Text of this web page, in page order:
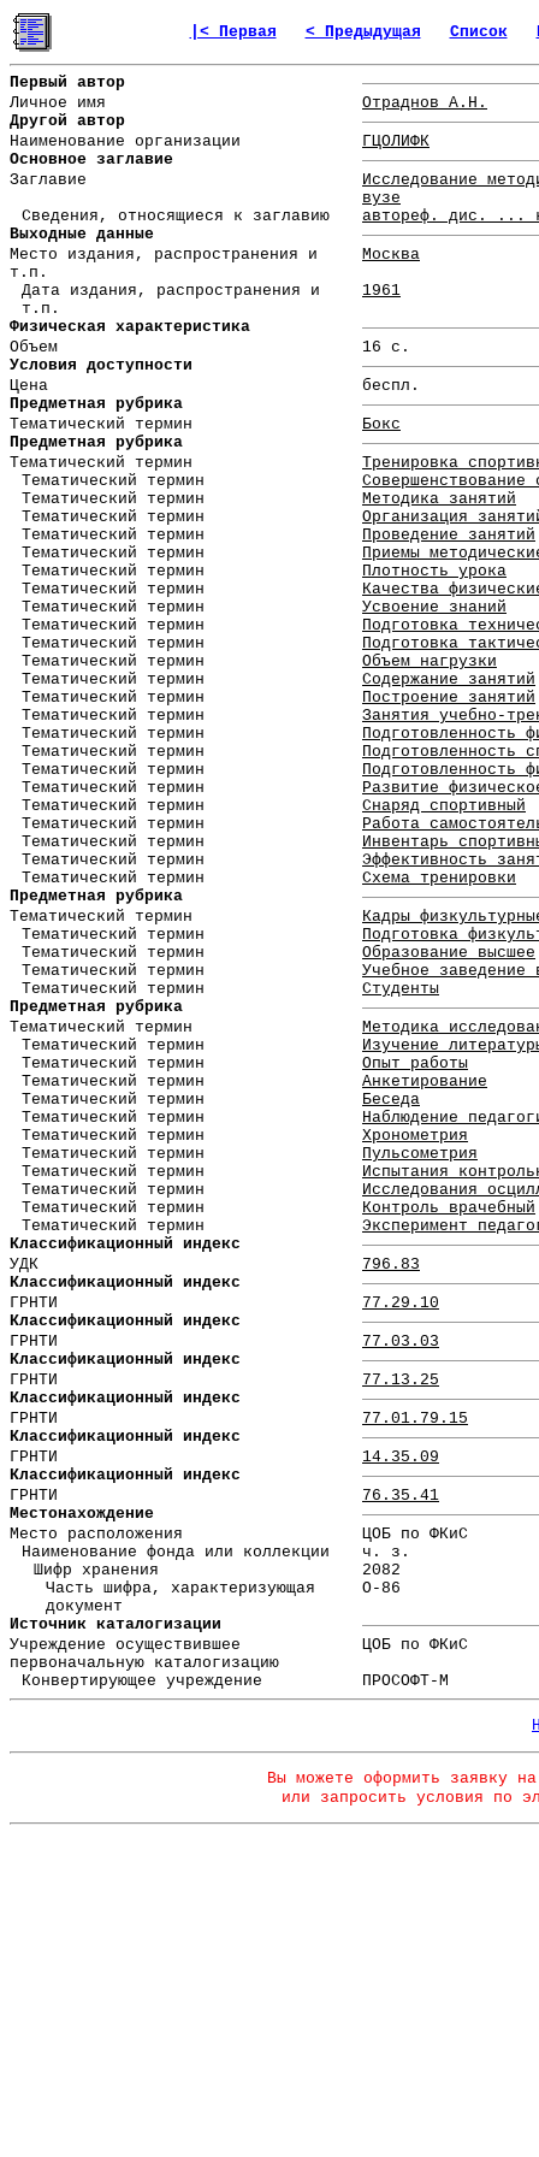
|< Первая < Предыдущая Список
Первый автор
Личное имя
Отраднов А.Н.
Другой автор
Наименование организации
ГЦОЛИФК
Основное заглавие
Заглавие
Исследование
вузе
Сведения, относящиеся к заглавию
автореф. дис. ...
Выходные данные
Место издания, распространения и
т.п.
Москва
Дата издания, распространения и
т.п.
1961
Физическая характеристика
Объем
16 с.
Условия доступности
Цена
беспл.
Предметная рубрика
Тематический термин
Бокс
Предметная рубрика
Тематический термин
Тренировка
Тематический термин
Совершенствование
Тематический термин
Методика занятий
Тематический термин
Организация
Тематический термин
Проведение занятий
Тематический термин
Приемы
Тематический термин
Плотность урока
Тематический термин
Качества
Тематический термин
Усвоение знаний
Тематический термин
Подготовка
Тематический термин
Подготовка
Тематический термин
Объем нагрузки
Тематический термин
Содержание занятий
Тематический термин
Построение занятий
Тематический термин
Занятия учебно-
Тематический термин
Подготовленность
Тематический термин
Подготовленность
Тематический термин
Подготовленность
Тематический термин
Развитие
Тематический термин
Снаряд спортивный
Тематический термин
Работа
Тематический термин
Инвентарь
Тематический термин
Эффективность
Тематический термин
Схема тренировки
Предметная рубрика
Тематический термин
Кадры
Тематический термин
Подготовка
Тематический термин
Образование высшее
Тематический термин
Учебное заведение
Тематический термин
Студенты
Предметная рубрика
Тематический термин
Методика
Тематический термин
Изучение
Тематический термин
Опыт работы
Тематический термин
Анкетирование
Тематический термин
Беседа
Тематический термин
Наблюдение
Тематический термин
Хронометрия
Тематический термин
Пульсометрия
Тематический термин
Испытания
Тематический термин
Исследования
Тематический термин
Контроль врачебный
Тематический термин
Эксперимент
Классификационный индекс
УДК
796.83
Классификационный индекс
ГРНТИ
77.29.10
Классификационный индекс
ГРНТИ
77.03.03
Классификационный индекс
ГРНТИ
77.13.25
Классификационный индекс
ГРНТИ
77.01.79.15
Классификационный индекс
ГРНТИ
14.35.09
Классификационный индекс
ГРНТИ
76.35.41
Местонахождение
Место расположения
ЦОБ по ФКиС
Наименование фонда или коллекции
ч. з.
Шифр хранения
2082
Часть шифра, характеризующая
документ
О-86
Источник каталогизации
Учреждение осуществившее
первоначальную каталогизацию
ЦОБ по ФКиС
Конвертирующее учреждение
ПРОСОФТ-М
Вы можете оформить заявку
или запросить условия по